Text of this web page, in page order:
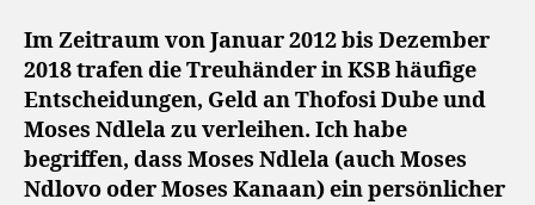
Im Zeitraum von Januar 2012 bis Dezember
2018 trafen die Treuhänder in KSB häufige
Entscheidungen, Geld an Thofosi Dube und
Moses Ndlela zu verleihen. Ich habe
begriffen, dass Moses Ndlela (auch Moses
Ndlovo oder Moses Kanaan) ein persönlicher